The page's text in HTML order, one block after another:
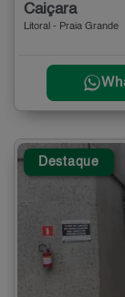
Caiçara
Litoral - Praia Grande
Destaque